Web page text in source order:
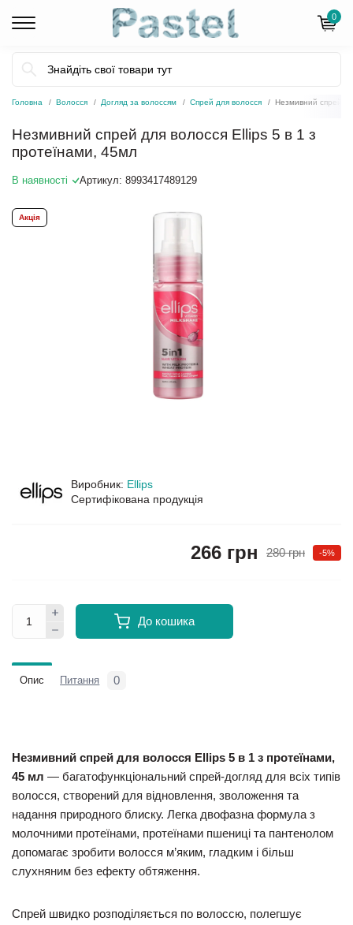
0
Головна Волосся Догляд за волоссям Спрей для волосся Незмивний спрей
Незмивний спрей для волосся Ellips 5 в 1 з
протеїнами, 45мл
В наявності Артикул: 8993417489129
Акція
Виробник: Ellips
Сертифікована продукція
280 грн -5%
266 грн
До кошика
Опис Питання 0
Незмивний спрей для волосся Ellips 5 в 1 з протеїнами,
45 мл — багатофункціональний спрей-догляд для всіх типів
волосся, створений для відновлення, зволоження та
надання природного блиску. Легка двофазна формула з
молочними протеїнами, протеїнами пшениці та пантенолом
допомагає зробити волосся м’яким, гладким і більш
слухняним без ефекту обтяження.
Спрей швидко розподіляється по волоссю, полегшує